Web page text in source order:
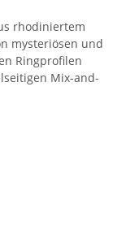
rhodiniertem
mysteriösen und
Ringprofilen
Mix-and-